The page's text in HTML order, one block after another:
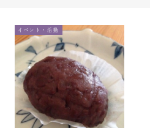
イベント・活動